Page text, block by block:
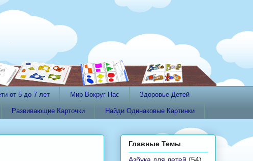
от 5 до 7 лет Мир Вокруг Нас Здоровье Детей
Развивающие Карточки Найди Одинаковые Картинки
Главные Темы
Азбука для детей (54)